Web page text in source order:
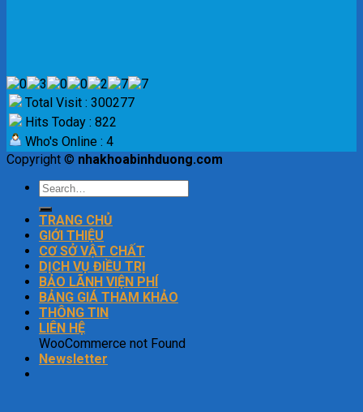
Total Visit : 300277
Hits Today : 822
Who's Online : 4
Copyright © nhakhoabinhduong.com
TRANG CHỦ
GIỚI THIỆU
CƠ SỞ VẬT CHẤT
DỊCH VỤ ĐIỀU TRỊ
BẢO LÃNH VIỆN PHÍ
BẢNG GIÁ THAM KHẢO
THÔNG TIN
LIÊN HỆ
WooCommerce not Found
Newsletter